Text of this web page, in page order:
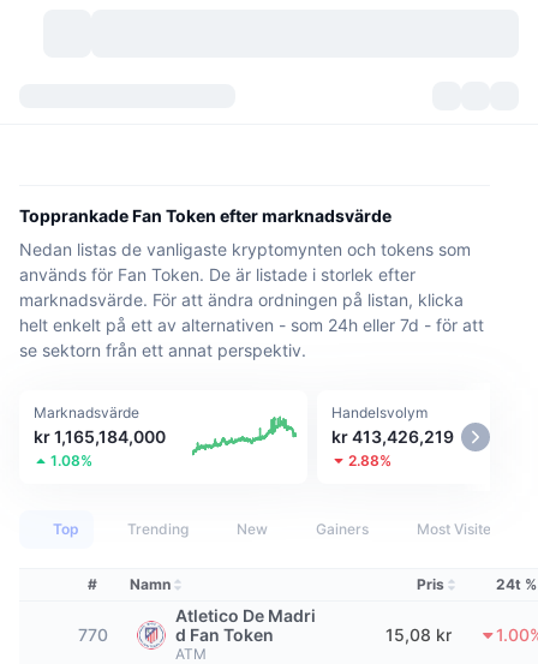
Kategorier
Historiska ögonblicksbilder
Avkastning
Trendande
Marknadsöversikt
Spotmarknad
Bitcoins kassor
Signaler New
Trendar
Vinnare
Topphandlare
Börser
Centraliserade börser
Derivat
Derivat
Community
Ämnen
API
Produkter
Nyhetsbrev
Topprankade Fan Token efter marknadsvärde
Nedan listas de vanligaste kryptomynten och tokens som
används för Fan Token. De är listade i storlek efter
marknadsvärde. För att ändra ordningen på listan, klicka
helt enkelt på ett av alternativen - som 24h eller 7d - för att
se sektorn från ett annat perspektiv.
Marknadsvärde
kr 1,165,184,000
1.08%
Handelsvolym
kr 413,426,219
2.88%
Top Trending New Gainers Most Visited
# Namn Pris 24t %
770
Atletico De Madri
d Fan Token
ATM
15,08 kr